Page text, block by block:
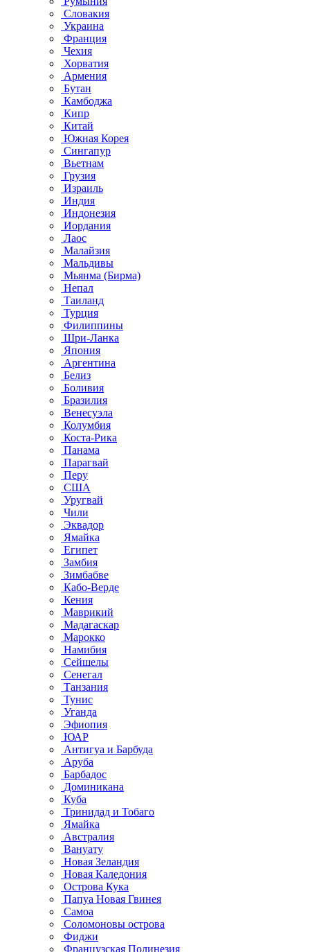
Словакия
Украина
Франция
Чехия
Хорватия
Армения
Бутан
Камбоджа
Кипр
Китай
Южная Корея
Сингапур
Вьетнам
Грузия
Израиль
Индия
Индонезия
Иордания
Лаос
Малайзия
Мальдивы
Мьянма (Бирма)
Непал
Таиланд
Турция
Филиппины
Шри-Ланка
Япония
Аргентина
Белиз
Боливия
Бразилия
Венесуэла
Колумбия
Коста-Рика
Панама
Парагвай
Перу
США
Уругвай
Чили
Эквадор
Ямайка
Египет
Замбия
Зимбабве
Кабо-Верде
Кения
Маврикий
Мадагаскар
Марокко
Намибия
Сейшелы
Сенегал
Танзания
Тунис
Уганда
Эфиопия
ЮАР
Антигуа и Барбуда
Аруба
Барбадос
Доминикана
Куба
Тринидад и Тобаго
Ямайка
Австралия
Вануату
Новая Зеландия
Новая Каледония
Острова Кука
Папуа Новая Гвинея
Самоа
Соломоновы острова
Фиджи
Французская Полинезия